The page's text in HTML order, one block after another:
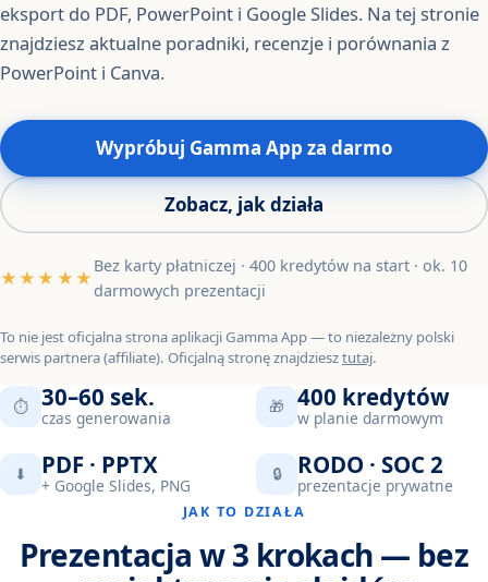
eksport do PDF, PowerPoint i Google Slides. Na tej stronie
znajdziesz aktualne poradniki, recenzje i porównania z
PowerPoint i Canva.
Wypróbuj Gamma App za darmo
Zobacz, jak działa
★★★★★
Bez karty płatniczej · 400 kredytów na start · ok. 10
darmowych prezentacji
To nie jest oficjalna strona aplikacji Gamma App — to niezależny polski
serwis partnera (affiliate). Oficjalną stronę znajdziesztutaj.
⏱ 30–60 sek.
czas generowania
🎁 400 kredytów
w planie darmowym
⬇ PDF · PPTX
+ Google Slides, PNG
🔒 RODO · SOC 2
prezentacje prywatne
JAK TO DZIAŁA
Prezentacja w 3 krokach — bez